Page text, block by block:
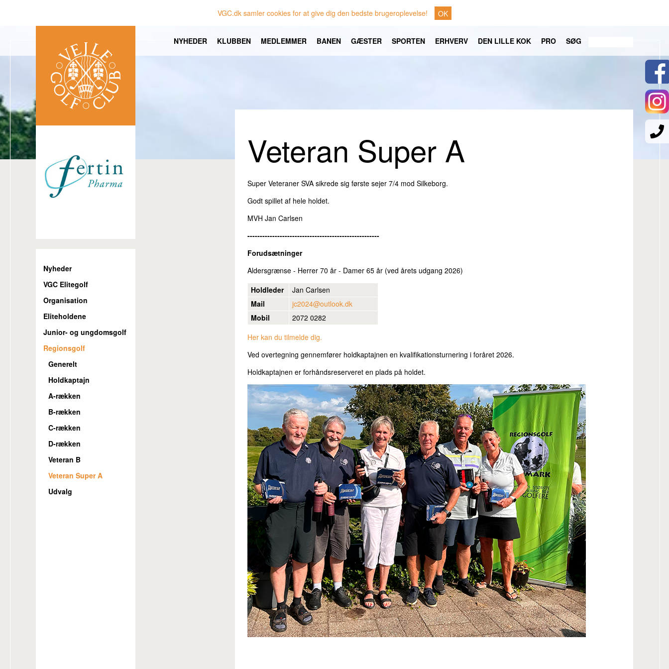
VGC.dk samler cookies for at give dig den bedste brugeroplevelse! OK
NYHEDER KLUBBEN MEDLEMMER BANEN GÆSTER SPORTEN ERHVERV DEN LILLE KOK PRO SØG
Nyheder
VGC Elitegolf
Organisation
Eliteholdene
Junior- og ungdomsgolf
Regionsgolf
Generelt
Holdkaptajn
A-rækken
B-rækken
C-rækken
D-rækken
Veteran B
Veteran Super A
Udvalg
Veteran Super A
Super Veteraner SVA sikrede sig første sejer 7/4 mod Silkeborg.
Godt spillet af hele holdet.
MVH Jan Carlsen
-----------------------------------------------------
Forudsætninger
Aldersgrænse - Herrer 70 år - Damer 65 år (ved årets udgang 2026)
Holdleder
Jan Carlsen
Mail
jc2024@outlook.dk
Mobil
2072 0282
Her kan du tilmelde dig.
Ved overtegning gennemfører holdkaptajnen en kvalifikationsturnering i foråret 2026.
Holdkaptajnen er forhåndsreserveret en plads på holdet.